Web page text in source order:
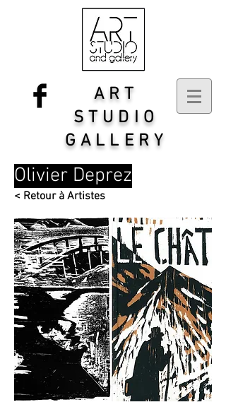
ART
STUDIO
GALLERY
Olivier Deprez
< Retour à Artistes